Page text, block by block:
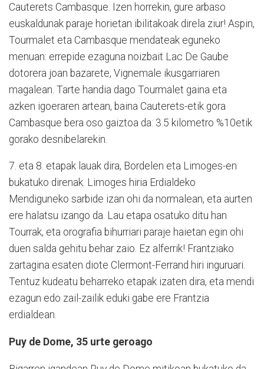
Cauterets Cambasque. Izen horrekin, gure arbaso
euskaldunak paraje horietan ibilitakoak direla ziur! Aspin,
Tourmalet eta Cambasque mendateak eguneko
menuan: errepide ezaguna noizbait Lac De Gaube
dotorera joan bazarete, Vignemale ikusgarriaren
magalean. Tarte handia dago Tourmalet gaina eta
azken igoeraren artean, baina Cauterets-etik gora
Cambasque bera oso gaiztoa da: 3.5 kilometro %10etik
gorako desnibelarekin.
7. eta 8. etapak lauak dira, Bordelen eta Limoges-en
bukatuko direnak. Limoges hiria Erdialdeko
Mendiguneko sarbide izan ohi da normalean, eta aurten
ere halatsu izango da. Lau etapa osatuko ditu han
Tourrak, eta orografia bihurriari paraje haietan egin ohi
duen salda gehitu behar zaio. Ez alferrik! Frantziako
zartagina esaten diote Clermont-Ferrand hiri inguruari.
Tentuz kudeatu beharreko etapak izaten dira, eta mendi
ezagun edo zail-zailik eduki gabe ere Frantzia
erdialdean.
Puy de Dome, 35 urte geroago